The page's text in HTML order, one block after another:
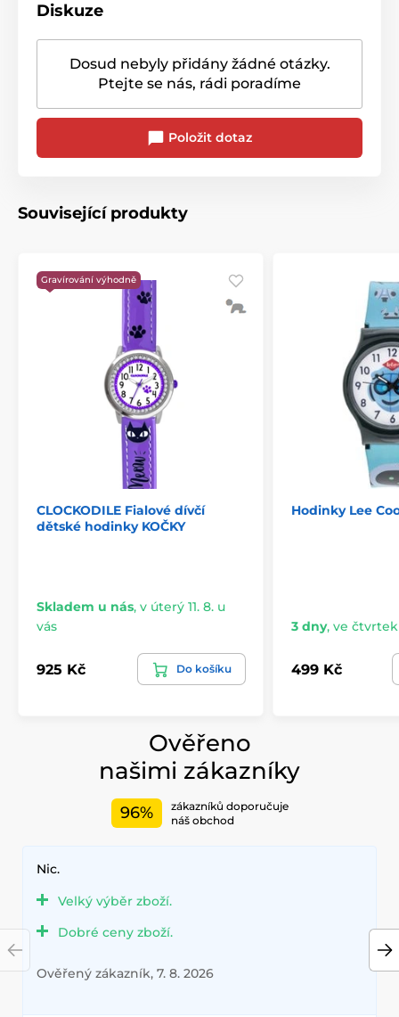
Diskuze
Dosud nebyly přidány žádné otázky.
Ptejte se nás, rádi poradíme
Položit dotaz
Související produkty
Gravírování výhodně
CLOCKODILE Fialové dívčí
dětské hodinky KOČKY
Skladem u nás, v úterý 11. 8. u
vás
925 Kč Do košíku
Hodinky Lee
3 dny, ve čtvrtek
499 Kč
Ověřeno
našimi zákazníky
96%
zákazníků doporučuje
náš obchod
Nic.
Velký výběr zboží.
Dobré ceny zboží.
Ověřený zákazník, 7. 8. 2026